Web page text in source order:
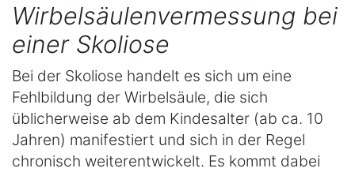
Wirbelsäulenvermessung bei
einer Skoliose
Bei der Skoliose handelt es sich um eine
Fehlbildung der Wirbelsäule, die sich
üblicherweise ab dem Kindesalter (ab ca. 10
Jahren) manifestiert und sich in der Regel
chronisch weiterentwickelt. Es kommt dabei